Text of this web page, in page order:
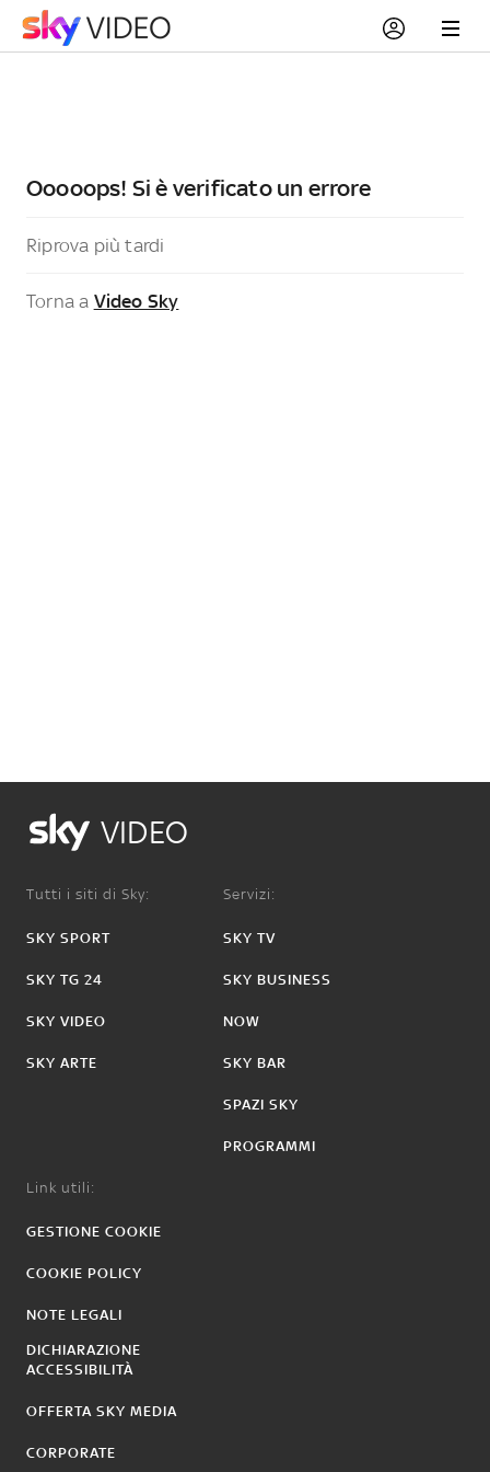
Ooooops! Si è verificato un errore
Riprova più tardi
Torna a Video Sky
VIDEO
Tutti i siti di Sky:
SKY SPORT
SKY TG 24
SKY VIDEO
SKY ARTE
Servizi:
SKY TV
SKY BUSINESS
NOW
SKY BAR
SPAZI SKY
PROGRAMMI
Link utili:
GESTIONE COOKIE
COOKIE POLICY
NOTE LEGALI
DICHIARAZIONE
ACCESSIBILITÀ
OFFERTA SKY MEDIA
CORPORATE